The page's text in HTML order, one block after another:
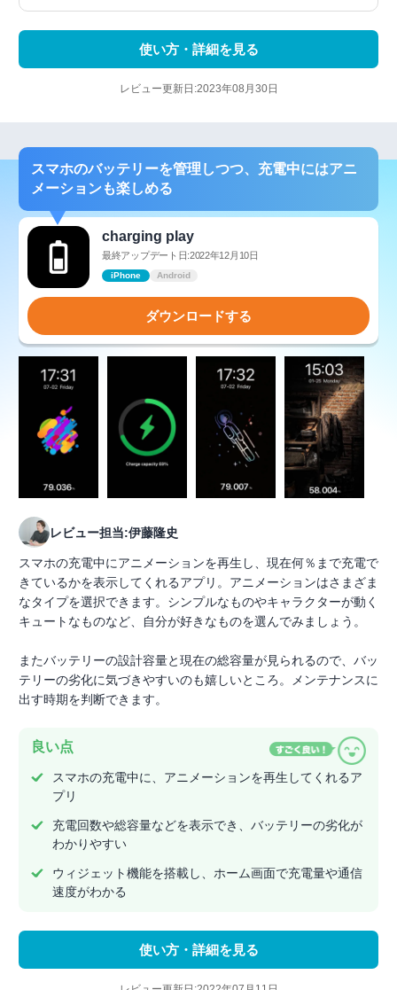
使い方・詳細を見る
レビュー更新日:2023年08月30日
スマホのバッテリーを管理しつつ、充電中にはアニ
メーションも楽しめる
charging play
最終アップデート日:2022年12月10日
iPhone Android
ダウンロードする
レビュー担当:伊藤隆史
スマホの充電中にアニメーションを再生し、現在何％まで充電で
きているかを表示してくれるアプリ。アニメーションはさまざま
なタイプを選択できます。シンプルなものやキャラクターが動く
キュートなものなど、自分が好きなものを選んでみましょう。
またバッテリーの設計容量と現在の総容量が見られるので、バッ
テリーの劣化に気づきやすいのも嬉しいところ。メンテナンスに
出す時期を判断できます。
良い点
スマホの充電中に、アニメーションを再生してくれるア
プリ
充電回数や総容量などを表示でき、バッテリーの劣化が
わかりやすい
ウィジェット機能を搭載し、ホーム画面で充電量や通信
速度がわかる
使い方・詳細を見る